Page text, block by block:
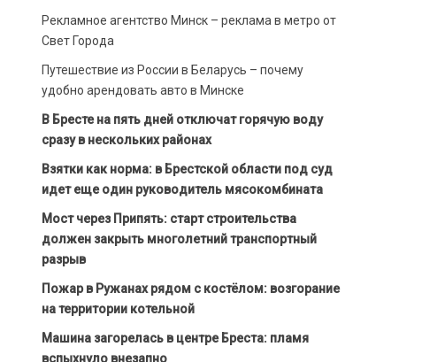
Рекламное агентство Минск – реклама в метро от
Свет Города
Путешествие из России в Беларусь – почему
удобно арендовать авто в Минске
В Бресте на пять дней отключат горячую воду
сразу в нескольких районах
Взятки как норма: в Брестской области под суд
идет еще один руководитель мясокомбината
Мост через Припять: старт строительства
должен закрыть многолетний транспортный
разрыв
Пожар в Ружанах рядом с костёлом: возгорание
на территории котельной
Машина загорелась в центре Бреста: пламя
вспыхнуло внезапно